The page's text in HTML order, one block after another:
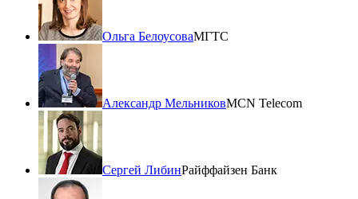
Ольга БелоусоваМГТС
Александр МельниковMCN Telecom
Сергей ЛибинРайффайзен Банк